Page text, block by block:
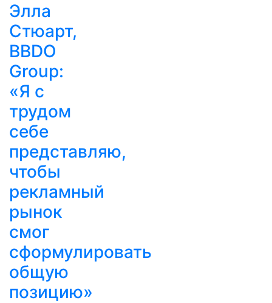
Элла
Стюарт,
BBDO
Group:
«Я с
трудом
себе
представляю,
чтобы
рекламный
рынок
смог
сформулировать
общую
позицию»